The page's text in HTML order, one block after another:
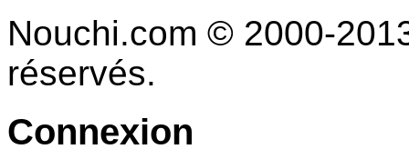
Nouchi.com © 2000-
réservés.
Connexion